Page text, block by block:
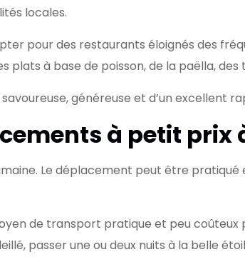
locales.
pour des restaurants éloignés des
plats à base de poisson, de la paëlla, des
généreuse et d’un excellent
à petit prix
Le déplacement peut être
de transport pratique et peu coûteux
passer une ou deux nuits à la belle